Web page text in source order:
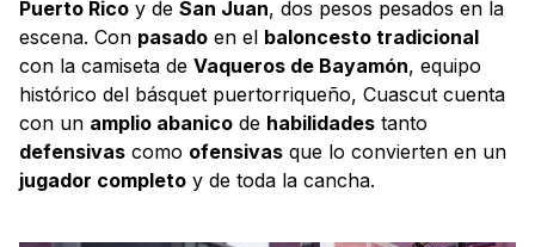
Puerto Rico y de San Juan, dos pesos pesados en la
escena. Con pasado en el baloncesto tradicional
con la camiseta de Vaqueros de Bayamón, equipo
histórico del básquet puertorriqueño, Cuascut cuenta
con un amplio abanico de habilidades tanto
defensivas como ofensivas que lo convierten en un
jugador completo y de toda la cancha.